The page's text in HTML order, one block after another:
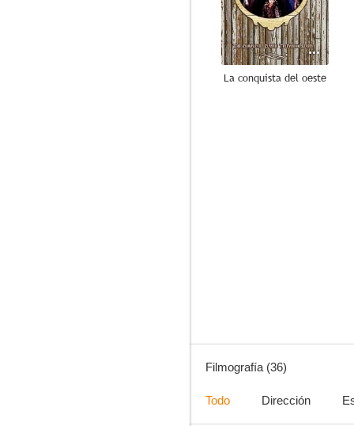
La conquista del oeste
Filmografía (36)
Todo Dirección